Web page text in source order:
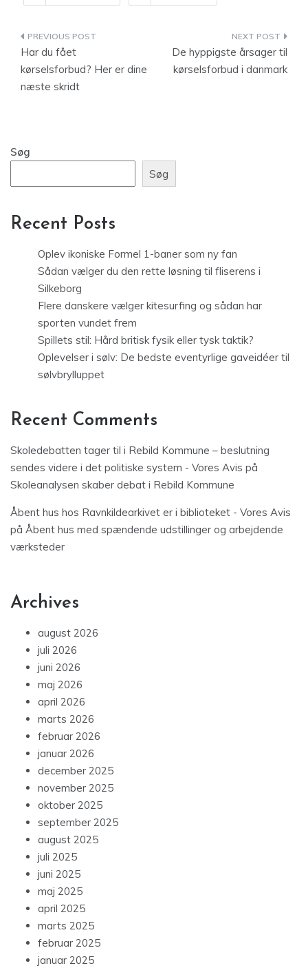
Indlægsnavigation
Har du fået
kørselsforbud? Her er dine
næste skridt
De hyppigste årsager til
kørselsforbud i danmark
Søg
Søg
Recent Posts
Oplev ikoniske Formel 1-baner som ny fan
Sådan vælger du den rette løsning til fliserens i
Silkeborg
Flere danskere vælger kitesurfing og sådan har
sporten vundet frem
Spillets stil: Hård britisk fysik eller tysk taktik?
Oplevelser i sølv: De bedste eventyrlige gaveidéer til
sølvbrylluppet
Recent Comments
Skoledebatten tager til i Rebild Kommune – beslutning
sendes videre i det politiske system - Vores Avis på
Skoleanalysen skaber debat i Rebild Kommune
Åbent hus hos Ravnkildearkivet er i biblioteket - Vores Avis
på Åbent hus med spændende udstillinger og arbejdende
værksteder
Archives
august 2026
juli 2026
juni 2026
maj 2026
april 2026
marts 2026
februar 2026
januar 2026
december 2025
november 2025
oktober 2025
september 2025
august 2025
juli 2025
juni 2025
maj 2025
april 2025
marts 2025
februar 2025
januar 2025